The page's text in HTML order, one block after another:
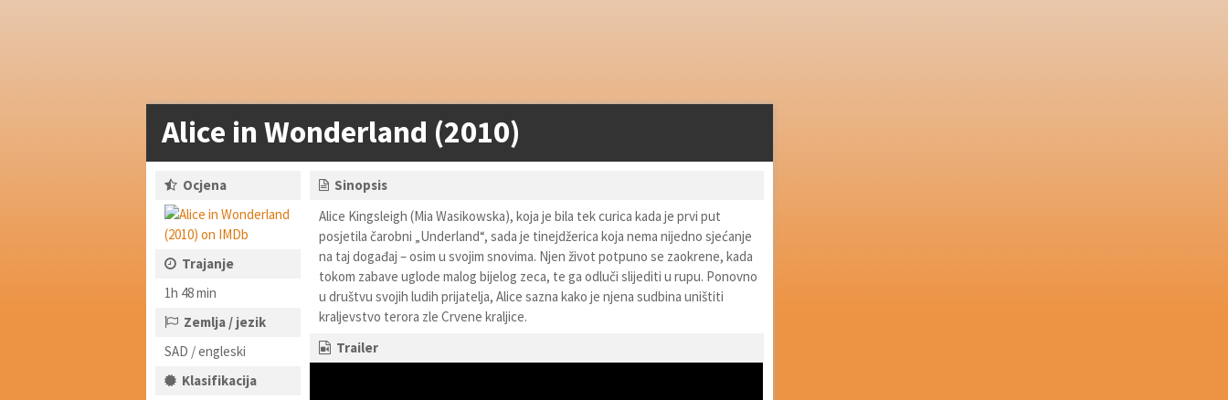
Alice in Wonderland (2010)
Ocjena
Trajanje
1h 48 min
Zemlja / jezik
SAD / engleski
Klasifikacija
Sinopsis
Alice Kingsleigh (Mia Wasikowska), koja je bila tek curica kada je prvi put
posjetila čarobni „Underland“, sada je tinejdžerica koja nema nijedno sjećanje
na taj događaj – osim u svojim snovima. Njen život potpuno se zaokrene, kada
tokom zabave uglode malog bijelog zeca, te ga odluči slijediti u rupu. Ponovno
u društvu svojih ludih prijatelja, Alice sazna kako je njena sudbina uništiti
kraljevstvo terora zle Crvene kraljice.
Trailer